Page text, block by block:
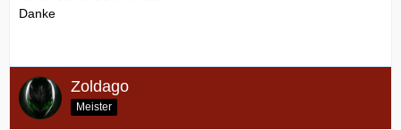
Danke
Zoldago
Meister